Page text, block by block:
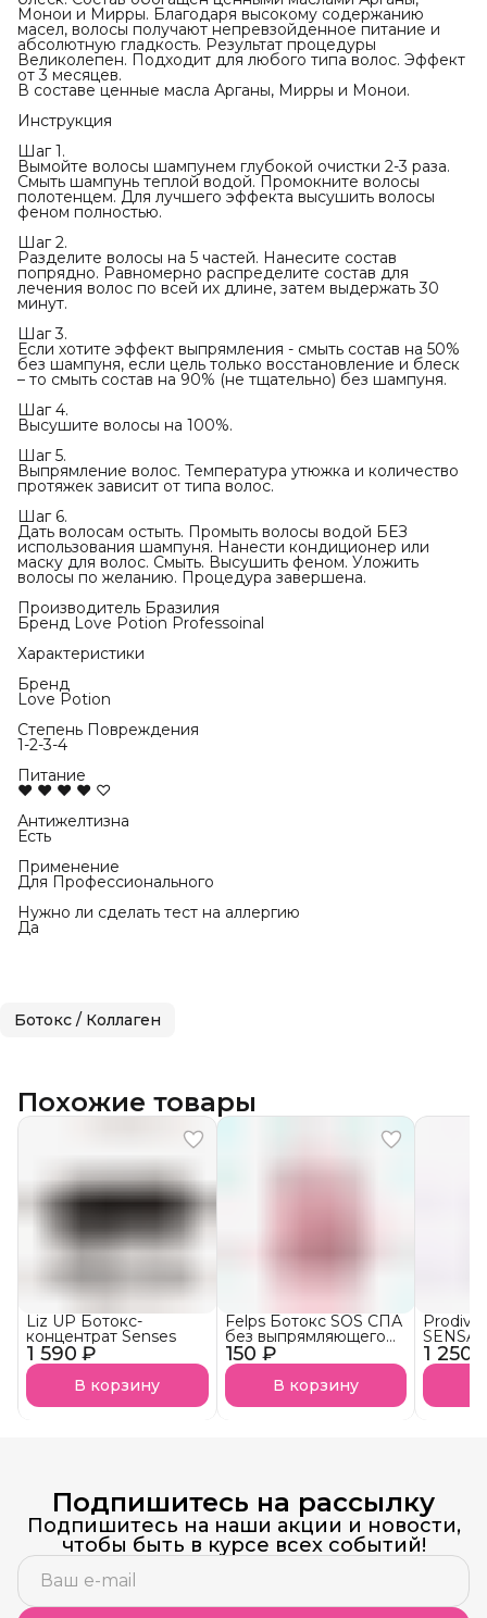
Монои и Мирры. Благодаря высокому содержанию
масел, волосы получают непревзойденное питание и
абсолютную гладкость. Результат процедуры
Великолепен. Подходит для любого типа волос. Эффект
от 3 месяцев.
В составе ценные масла Арганы, Мирры и Монои.
Инструкция
Шаг 1.
Вымойте волосы шампунем глубокой очистки 2-3 раза.
Смыть шампунь теплой водой. Промокните волосы
полотенцем. Для лучшего эффекта высушить волосы
феном полностью.
Шаг 2.
Разделите волосы на 5 частей. Нанесите состав
попрядно. Равномерно распределите состав для
лечения волос по всей их длине, затем выдержать 30
минут.
Шаг 3.
Если хотите эффект выпрямления - смыть состав на 50%
без шампуня, если цель только восстановление и блеск
– то смыть состав на 90% (не тщательно) без шампуня.
Шаг 4.
Высушите волосы на 100%.
Шаг 5.
Выпрямление волос. Температура утюжка и количество
протяжек зависит от типа волос.
Шаг 6.
Дать волосам остыть. Промыть волосы водой БЕЗ
использования шампуня. Нанести кондиционер или
маску для волос. Смыть. Высушить феном. Уложить
волосы по желанию. Процедура завершена.
Производитель Бразилия
Бренд Love Potion Professoinal
Характеристики
Бренд
Love Potion
Степень Повреждения
1-2-3-4
Питание
♥ ♥ ♥ ♥ ♡
Антижелтизна
Есть
Применение
Для Профессионального
Нужно ли сделать тест на аллергию
Да
Ботокс / Коллаген
Похожие товары
1 590 ₽
Liz UP Ботокс-
концентрат Senses
В корзину
150 ₽
Felps Ботокс SOS СПА
без выпрямляющего
эффекта АКЦИЯ!
В корзину
1 250
Prodiva
Подпишитесь на рассылку
Подпишитесь на наши акции и новости,
чтобы быть в курсе всех событий!